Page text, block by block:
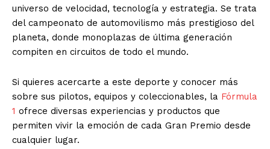
universo de velocidad, tecnología y estrategia. Se trata
del campeonato de automovilismo más prestigioso del
planeta, donde monoplazas de última generación
compiten en circuitos de todo el mundo.
Si quieres acercarte a este deporte y conocer más
sobre sus pilotos, equipos y coleccionables, la Fórmula
1 ofrece diversas experiencias y productos que
permiten vivir la emoción de cada Gran Premio desde
cualquier lugar.